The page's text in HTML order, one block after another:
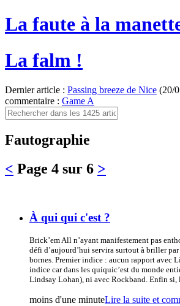
La faute à la
La falm !
Dernier article : Passing breeze de Nice (20/
commentaire : Game A
Fautographie
< Page 4 sur 6 >
À qui qui c'est ?
Brick’em All n’ayant manifestement pas
défi d’aujourd’hui servira surtout à briller par
bornes. Premier indice : aucun rapport avec
indice car dans les quiquic’est du monde
Lindsay Lohan), ni avec Rockband. Enfin
moins d'une minuteLire la suite et